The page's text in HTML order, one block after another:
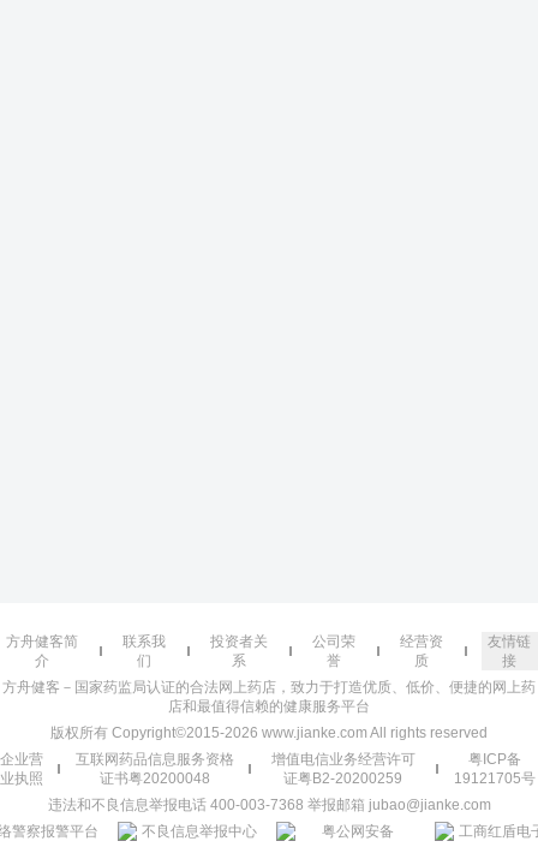
方舟健客简
介
联系我
们
投资者关
系
公司荣
誉
经营资
质
友情链
接
方舟健客－国家药监局认证的合法网上药店，致力于打造优质、低价、便捷的网上药
店和最值得信赖的健康服务平台
版权所有 Copyright©2015-2026 www.jianke.com All rights reserved
企业营
业执照
互联网药品信息服务资格
证书粤20200048
增值电信业务经营许可
证粤B2-20200259
粤ICP备
19121705号
违法和不良信息举报电话 400-003-7368 举报邮箱 jubao@jianke.com